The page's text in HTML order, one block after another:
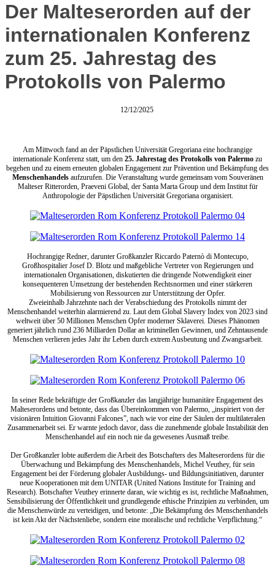
Der Malteserorden auf der
internationalen Konferenz
zum 25. Jahrestag des
Protokolls von Palermo
12/12/2025
Am Mittwoch fand an der Päpstlichen Universität Gregoriana eine hochrangige
internationale Konferenz statt, um den 25. Jahrestag des Protokolls von Palermo zu
begehen und zu einem erneuten globalen Engagement zur Prävention und Bekämpfung des
Menschenhandelsaufzurufen. Die Veranstaltung wurde gemeinsam vom Souveränen
Malteser Ritterorden, Praeveni Global, der Santa Marta Group und dem Institut für
Anthropologie der Päpstlichen Universität Gregoriana organisiert.
Hochrangige Redner, darunter Großkanzler Riccardo Paternò di Montecupo,
Großhospitalier Josef D. Blotz und maßgebliche Vertreter von Regierungen und
internationalen Organisationen, diskutierten die dringende Notwendigkeit einer
konsequenteren Umsetzung der bestehenden Rechtsnormen und einer stärkeren
Mobilisierung von Ressourcen zur Unterstützung der Opfer.
Zweieinhalb Jahrzehnte nach der Verabschiedung des Protokolls nimmt der
Menschenhandel weiterhin alarmierend zu. Laut dem Global Slavery Index von 2023 sind
weltweit über 50 Millionen Menschen Opfer moderner Sklaverei. Dieses Phänomen
generiert jährlich rund 236 Milliarden Dollar an kriminellen Gewinnen, und Zehntausende
Menschen verlieren jedes Jahr ihr Leben durch extrem Ausbeutung und Zwangsarbeit.
In seiner Rede bekräftigte der Großkanzler das langjährige humanitäre Engagement des
Malteserordens und betonte, dass das Übereinkommen von Palermo, „inspiriert von der
visionären Intuition Giovanni Falcones”, nach wie vor eine der Säulen der multilateralen
Zusammenarbeit sei. Er warnte jedoch davor, dass die zunehmende globale Instabilität den
Menschenhandel auf ein noch nie da gewesenes Ausmaß treibe.
Der Großkanzler lobte außerdem die Arbeit des Botschafters des Malteserordens für die
Überwachung und Bekämpfung des Menschenhandels, Michel Veuthey, für sein
Engagement bei der Förderung globaler Ausbildungs- und Bildungsinitiativen, darunter
neue Kooperationen mit dem UNITAR (United Nations Institute for Training and
Research). Botschafter Veuthey erinnerte daran, wie wichtig es ist, rechtliche Maßnahmen,
Sensibilisierung der Öffentlichkeit und grundlegende ethische Prinzipien zu verbinden, um
die Menschenwürde zu verteidigen, und betonte: „Die Bekämpfung des Menschenhandels
ist kein Akt der Nächstenliebe, sondern eine moralische und rechtliche Verpflichtung.“